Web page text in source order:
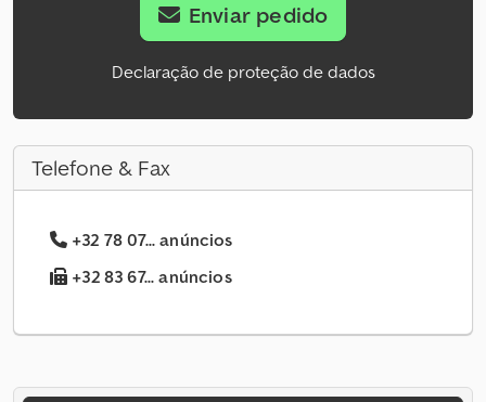
Enviar pedido
Declaração de proteção de dados
Telefone & Fax
+32 78 07... anúncios
+32 83 67... anúncios